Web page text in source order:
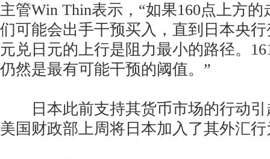
主管Win Thin表示，“如果160点上方
们可能会出手干预买入，直到日本央
元兑日元的上行是阻力最小的路径。
仍然是最有可能干预的阈值。”
日本此前支持其货币市场的行动引
美国财政部上周将日本加入了其外汇